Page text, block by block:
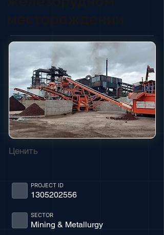
Ценить
1305202556
PROJECT ID
Mining & Metallurgy
SECTOR